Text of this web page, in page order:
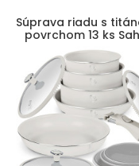
Súprava riadu s
povrchom 13 ks
Marble Collection